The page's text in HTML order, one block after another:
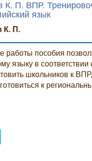
К. П. ВПР.
язык
К. П.
работы пособия
языку в
школьников к
к